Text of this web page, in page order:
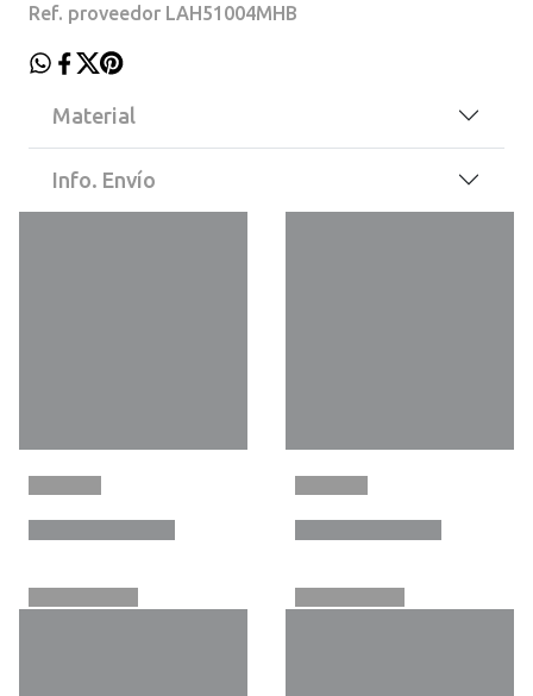
Ref. proveedor LAH51004MHB
Material
Info. Envío